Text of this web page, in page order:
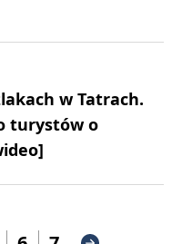
w Tatrach.
turystów o